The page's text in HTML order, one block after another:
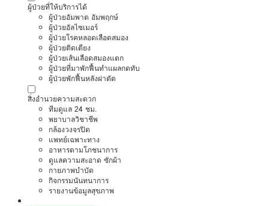
ผู้ป่วยที่ให้บริการได้
ผู้ป่วยอัมพาต อัมพฤกษ์
ผู้ป่วยอัลไซเมอร์
ผู้ป่วยโรคหลอดเลือดสมอง
ผู้ป่วยติดเตียง
ผู้ป่วยเส้นเลือดสมองแตก
ผู้ป่วยที่มาพักฟื้นทำแผลกดทับ
ผู้ป่วยพักฟื้นหลังผ่าตัด
สิ่งอำนวยความสะดวก
ทีมดูแล 24 ชม.
พยาบาลวิชาชีพ
กล้องวงจรปิด
แพทย์เฉพาะทาง
อาหารตามโภชนาการ
ดูแลความสะอาด ซักผ้า
กายภาพบำบัด
กิจกรรมนันทนาการ
รายงานข้อมูลสุขภาพ